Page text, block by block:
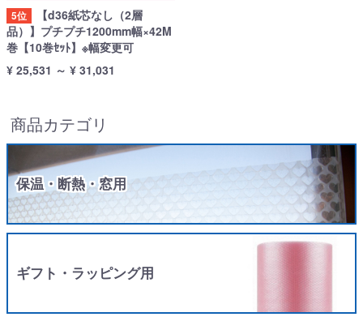
5位
【d36紙芯なし（2層
品）】プチプチ1200mm幅×42M
巻【10巻ｾｯﾄ】※幅変更可
¥ 25,531 ～ ¥ 31,031
商品カテゴリ
保温・断熱・窓用
ギフト・ラッピング用